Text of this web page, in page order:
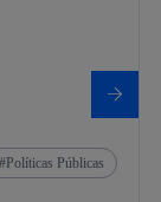
Políticas Públicas